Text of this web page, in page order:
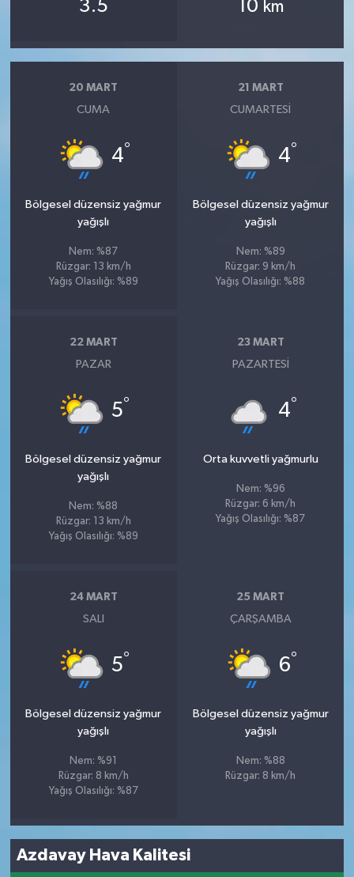
3.5 10 km
20 MART
CUMA
4°
Bölgesel düzensiz yağmur
yağışlı
Nem: %87
Rüzgar: 13 km/h
Yağış Olasılığı: %89
21 MART
CUMARTESI
4°
Bölgesel düzensiz yağmur
yağışlı
Nem: %89
Rüzgar: 9 km/h
Yağış Olasılığı: %88
22 MART
PAZAR
5°
Bölgesel düzensiz yağmur
yağışlı
Nem: %88
Rüzgar: 13 km/h
Yağış Olasılığı: %89
23 MART
PAZARTESI
4°
Orta kuvvetli yağmurlu
Nem: %96
Rüzgar: 6 km/h
Yağış Olasılığı: %87
24 MART
SALI
5°
Bölgesel düzensiz yağmur
yağışlı
Nem: %91
Rüzgar: 8 km/h
Yağış Olasılığı: %87
25 MART
ÇARŞAMBA
6°
Bölgesel düzensiz yağmur
yağışlı
Nem: %88
Rüzgar: 8 km/h
Azdavay Hava Kalitesi